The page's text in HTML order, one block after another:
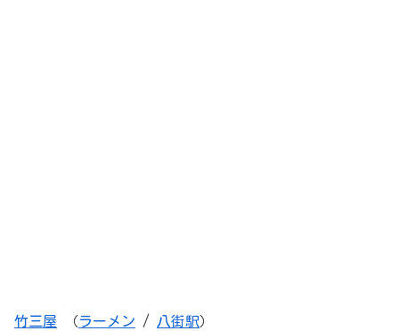
竹三屋 （ラーメン / 八街駅）